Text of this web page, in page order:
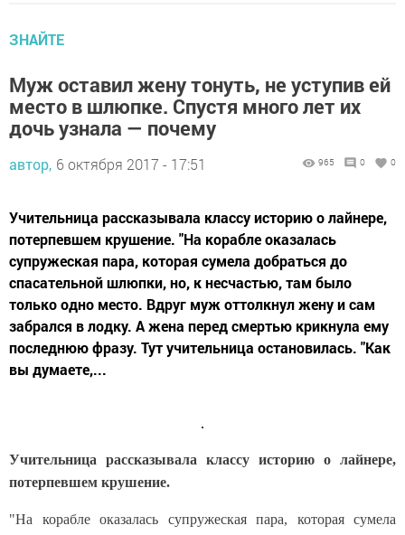
ЗНАЙТЕ
Муж оставил жену тонуть, не уступив ей
место в шлюпке. Спустя много лет их
дочь узнала — почему
автор, 6 октября 2017 - 17:51 965 0 0
Учительница рассказывала классу историю о лайнере,
потерпевшем крушение. "На корабле оказалась
супружеская пара, которая сумела добраться до
спасательной шлюпки, но, к несчастью, там было
только одно место. Вдруг муж оттолкнул жену и сам
забрался в лодку. А жена перед смертью крикнула ему
последнюю фразу. Тут учительница остановилась. "Как
вы думаете,...
Учительница рассказывала классу историю о лайнере,
потерпевшем крушение.
"На корабле оказалась супружеская пара, которая сумела